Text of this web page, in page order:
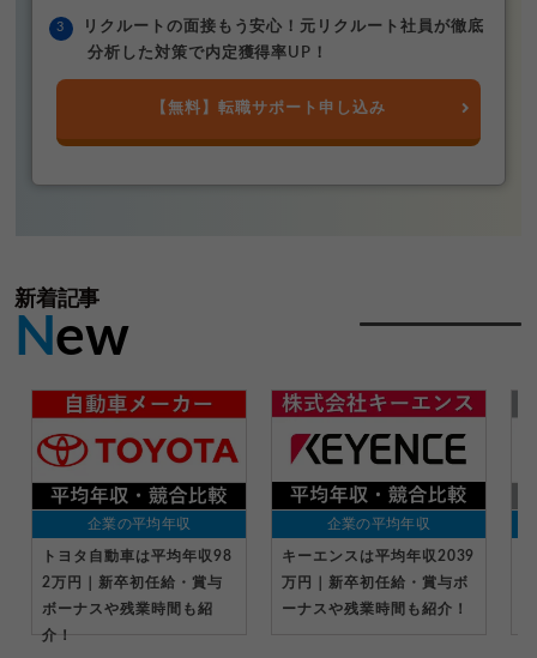
リクルートの面接もう安心！元リクルート社員が徹底
分析した対策で内定獲得率UP！
【無料】転職サポート申し込み
新着記事
New
企業の平均年収
トヨタ自動車は平均年収98
2万円｜新卒初任給・賞与
ボーナスや残業時間も紹
介！
企業の平均年収
キーエンスは平均年収2039
万円｜新卒初任給・賞与ボ
ーナスや残業時間も紹介！